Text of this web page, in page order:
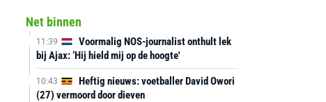
Net binnen
11:39
Voormalig NOS-journalist onthult lek
bij Ajax: ‘Hij hield mij op de hoogte'
10:43
Heftig nieuws: voetballer David Owori
(27) vermoord door dieven